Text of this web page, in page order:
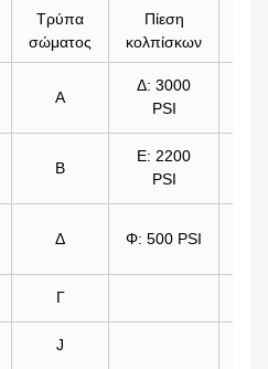
Τρύπα
σώματος
Πίεση
κολπίσκων
Α
Δ: 3000
PSI
Β
Ε: 2200
PSI
Δ Φ: 500 PSI
Γ
J